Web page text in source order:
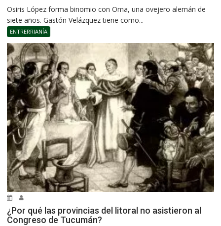
Osiris López forma binomio con Oma, una ovejero alemán de
siete años. Gastón Velázquez tiene como...
ENTRERRIANÍA
¿Por qué las provincias del litoral no asistieron al
Congreso de Tucumán?